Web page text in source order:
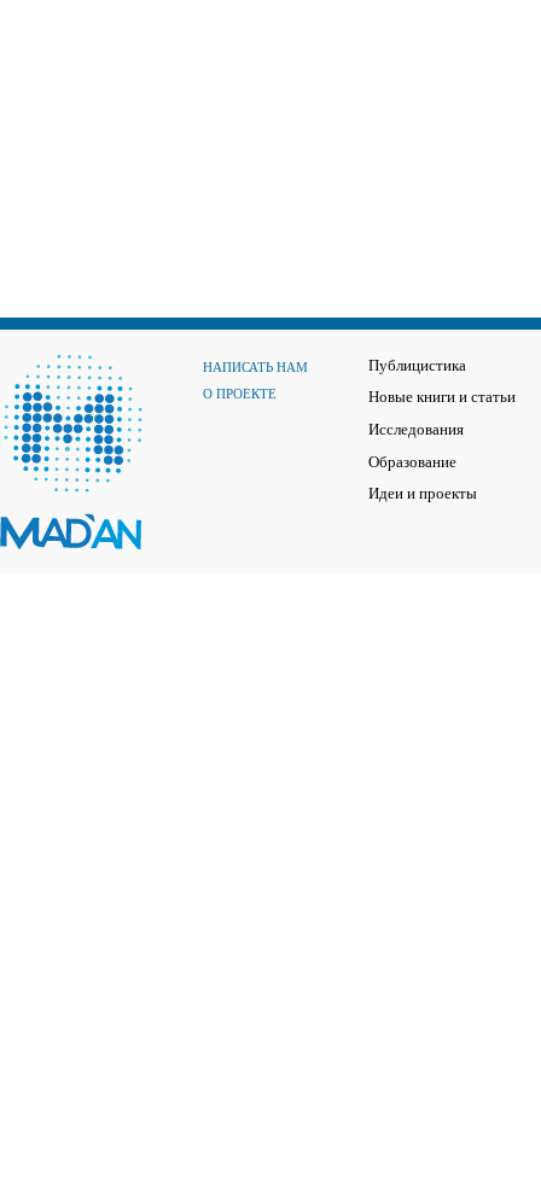
НАПИСАТЬ НАМ
О ПРОЕКТЕ
Публицистика
Новые книги и статьи
Исследования
Образование
Идеи и проекты